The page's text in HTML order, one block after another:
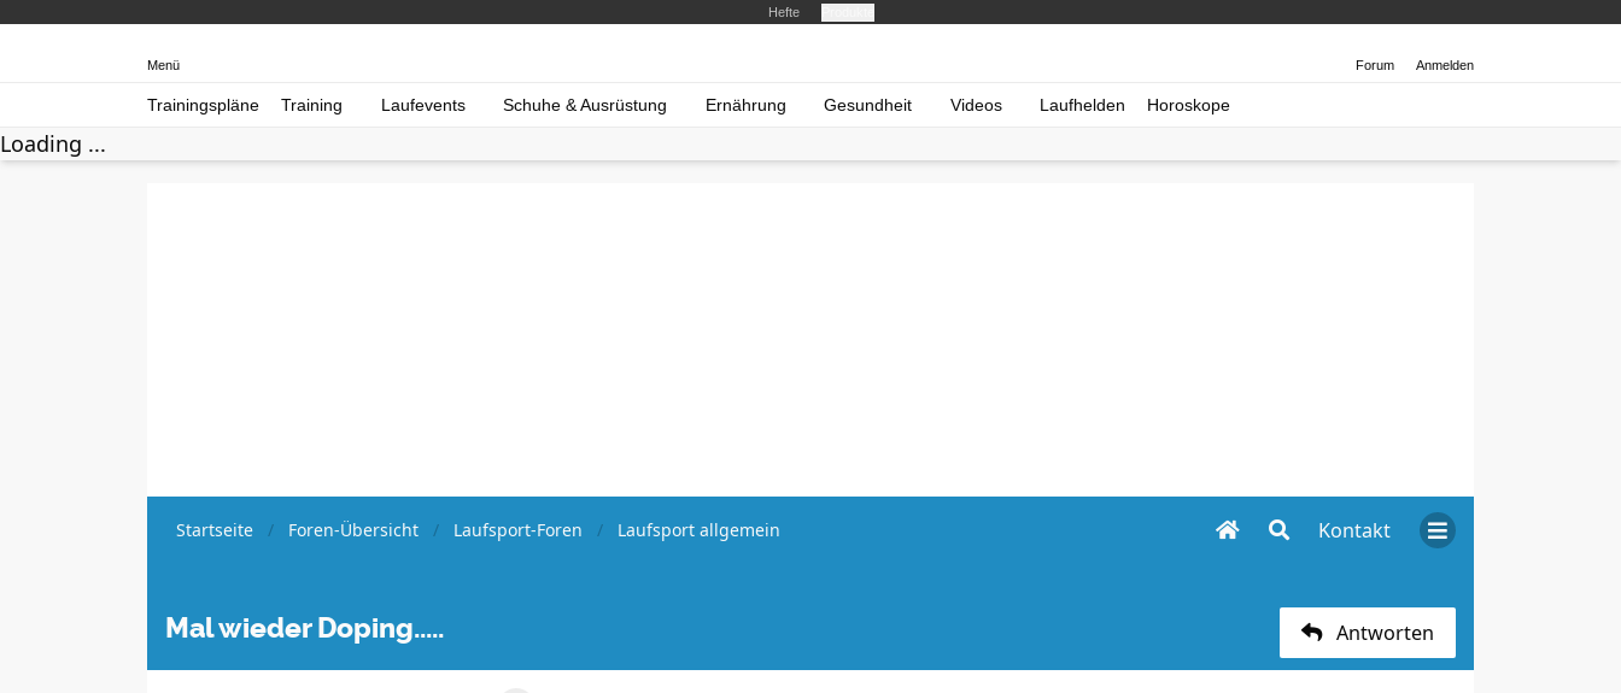
Hefte
Forum Anmelden
Menü
Trainingspläne Training Laufevents Schuhe & Ausrüstung Ernährung Gesundheit Videos Laufhelden Horoskope
Loading ...
Kontakt
Startseite Foren-Übersicht Laufsport-Foren Laufsport allgemein
Mal wieder Doping..... Antworten